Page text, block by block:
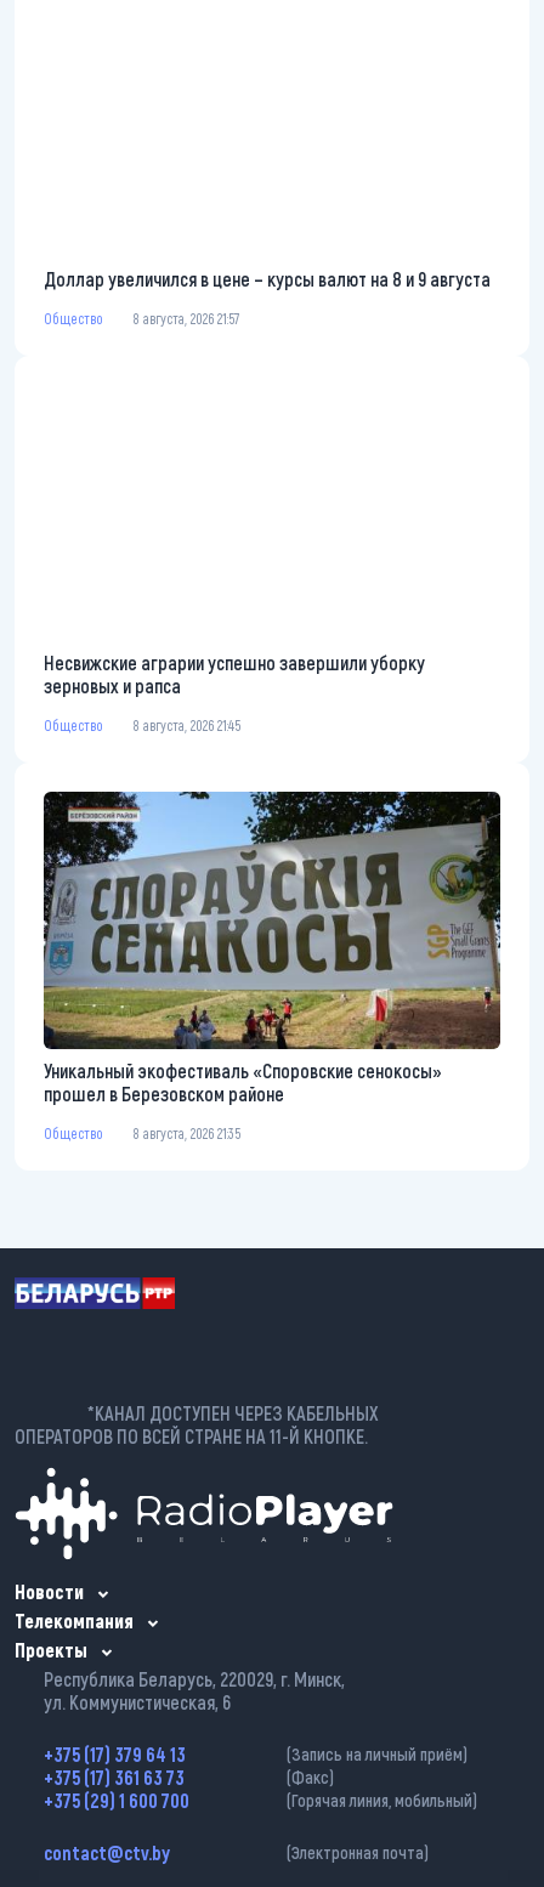
Доллар увеличился в цене – курсы валют на 8 и 9 августа
Общество 8 августа, 2026 21:57
Несвижские аграрии успешно завершили уборку
зерновых и рапса
Общество 8 августа, 2026 21:45
Уникальный экофестиваль «Споровские сенокосы»
прошел в Березовском районе
Общество 8 августа, 2026 21:35
*КАНАЛ ДОСТУПЕН ЧЕРЕЗ КАБЕЛЬНЫХ
ОПЕРАТОРОВ ПО ВСЕЙ СТРАНЕ НА 11-Й КНОПКЕ.
Новости
Телекомпания
Проекты
Республика Беларусь, 220029, г. Минск,
ул. Коммунистическая, 6
+375 (17) 379 64 13 (Запись на личный приём)
+375 (17) 361 63 73 (Факс)
+375 (29) 1 600 700 (Горячая линия, мобильный)
contact@ctv.by (Электронная почта)